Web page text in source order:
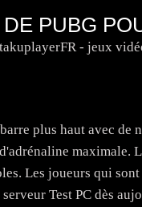
PUBG
- jeux
plus haut avec
maximale.
Les joueurs qui
Test PC dès